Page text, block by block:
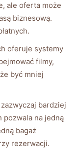
ale oferta‍ może
biznesową.
oferuje systemy
filmy,
być⁣ mniej⁤
bardziej
na⁢ jedną
bagaż
rezerwacji.